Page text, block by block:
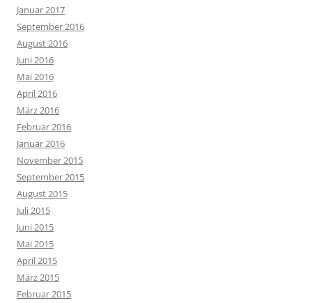
Januar 2017
September 2016
August 2016
Juni 2016
Mai 2016
April 2016
März 2016
Februar 2016
Januar 2016
November 2015
September 2015
August 2015
Juli 2015
Juni 2015
Mai 2015
April 2015
März 2015
Februar 2015